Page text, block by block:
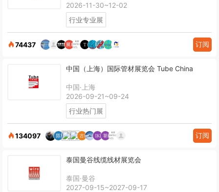
2026-11-30~12-02
行业专业展
74437 订阅
中国（上海）国际管材展览会 Tube China
中国·上海
2026-09-21~09-24
行业热门展
134097 订阅
泰国曼谷线缆线材展览会
泰国·曼谷
2027-09-15~2027-09-17